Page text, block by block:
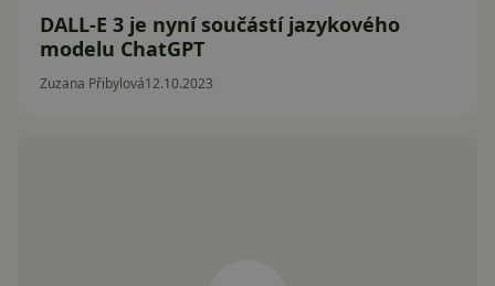
DALL-E 3 je nyní součástí jazykového
modelu ChatGPT
Zuzana Přibylová12.10.2023